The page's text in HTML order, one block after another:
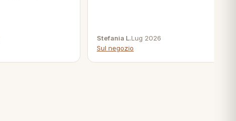
Stefania L.Lug 2026
Sul negozio